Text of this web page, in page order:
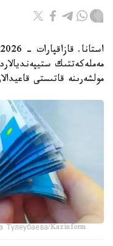
مەملەكەتتىك
مولشەرىنە قاتىستى
Тулеубаева/Kazinform